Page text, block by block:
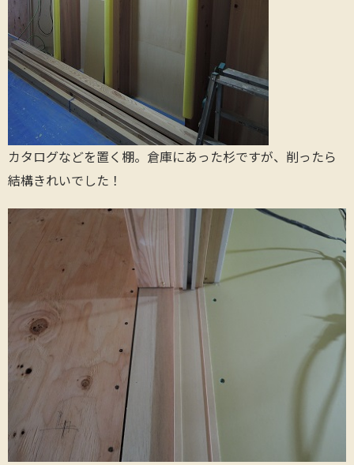
カタログなどを置く棚。倉庫にあった杉ですが、削ったら
結構きれいでした！